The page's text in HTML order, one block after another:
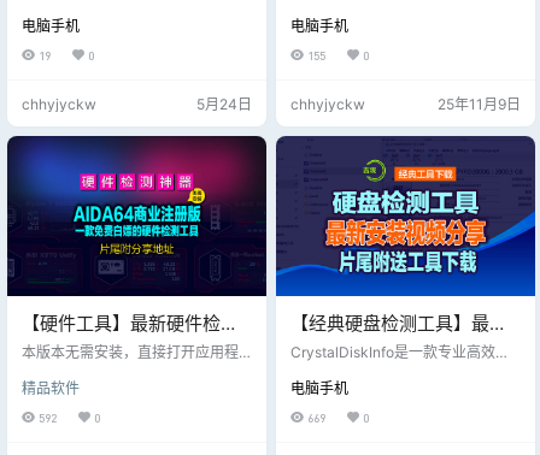
版(显卡跑分软件)，视频下面
附下载地址
前市面上的独立显卡基本都支持 DX
11 和 DX12 - 测试通常只需要跑 [Ti
rt Royal] • 关于跑分项目（各个基
准测试）的系统和硬件要求： Time
Spy, Night Raid (DX12基准测试)…
电脑手机
19 0
chhyjyckw 5月24日
尾附下载地址
化处理，在保留软件本身功能基本
完整的前提下打包，最终形成了 10
广告菜单，删除“清理优化”功能菜单
里的微信专清和QQ专清并添加荣耀
排行、屏幕检测、功耗估算、监控
面板、Win11更新检测”这几个功能
无法使用，而会员登陆…
电脑手机
155 0
chhyjyckw 25年11月9日
【硬件工具】最新硬件检测
神器AIDA64 Business
安装，片尾附工具下载地址
本版本无需安装，直接打开应用程
硬件信息识别、系统监控、压力测
试、性能 benchmarking 和企业级
管理功能于一身的全能型专业软
精品软件
592 0
【经典硬盘检测工具】最新5
月28日绿色版，硬盘状态检
尾附下载地址
CrystalDiskInfo是一款专业高效的
硬盘检测工具检测的内容非常全
面，包括硬盘、接口、转速、使用
时间以及实时的温度等，用户可以
电脑手机
669 0